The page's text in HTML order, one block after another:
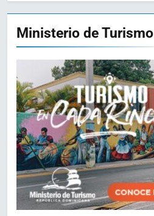
Ministerio de Turismo